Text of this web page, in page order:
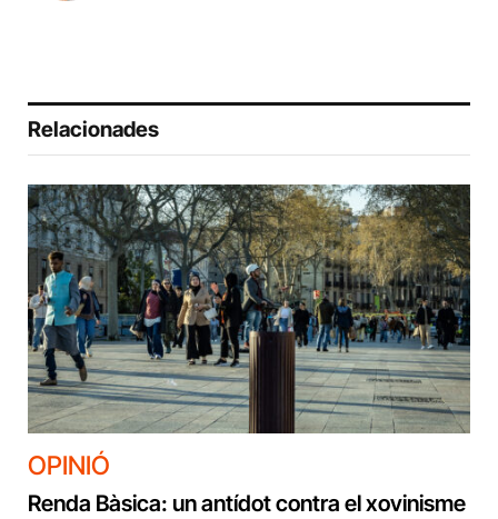
Relacionades
OPINIÓ
Renda Bàsica: un antídot contra el xovinisme